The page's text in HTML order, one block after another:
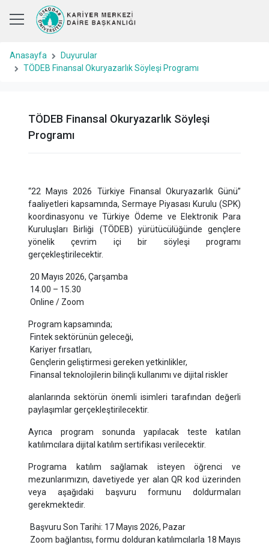
Anasayfa
Duyurular
TÖDEB Finansal Okuryazarlık Söyleşi Programı
TÖDEB Finansal Okuryazarlık Söyleşi
Programı
“22 Mayıs 2026 Türkiye Finansal Okuryazarlık Günü”
faaliyetleri kapsamında, Sermaye Piyasası Kurulu (SPK)
koordinasyonu ve Türkiye Ödeme ve Elektronik Para
Kuruluşları Birliği (TÖDEB) yürütücülüğünde gençlere
yönelik çevrim içi bir söyleşi programı
gerçekleştirilecektir.
20 Mayıs 2026, Çarşamba
14.00 – 15.30
Online / Zoom
Program kapsamında;
Fintek sektörünün geleceği,
Kariyer fırsatları,
Gençlerin geliştirmesi gereken yetkinlikler,
Finansal teknolojilerin bilinçli kullanımı ve dijital riskler
alanlarında sektörün önemli isimleri tarafından değerli
paylaşımlar gerçekleştirilecektir.
Ayrıca program sonunda yapılacak teste katılan
katılımcılara dijital katılım sertifikası verilecektir.
Programa katılım sağlamak isteyen öğrenci ve
mezunlarımızın, davetiyede yer alan QR kod üzerinden
veya aşağıdaki başvuru formunu doldurmaları
gerekmektedir.
Başvuru Son Tarihi: 17 Mayıs 2026, Pazar
Zoom bağlantısı, formu dolduran katılımcılarla 18 Mayıs